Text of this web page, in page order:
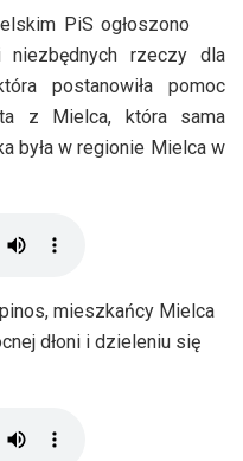
PiS ogłoszono
rzeczy dla
postanowiła pomoc
z Mielca, która sama
była w regionie Mielca w
mieszkańcy Mielca
dłoni i dzieleniu się